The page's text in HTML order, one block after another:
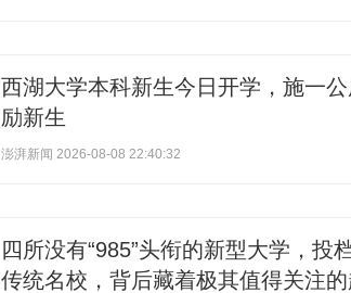
西湖大学本科新生今日开学，施一
励新生
澎湃新闻 2026-08-08 22:40:32
四所没有“985”头衔的新型大学，投
传统名校，背后藏着极其值得关注的